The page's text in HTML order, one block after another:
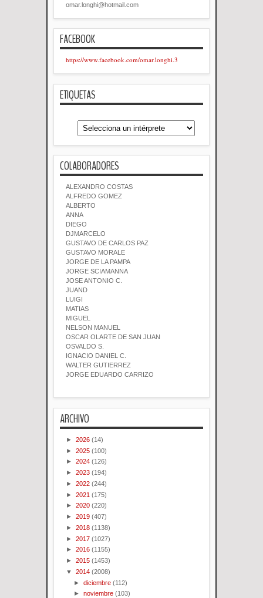
omar.longhi@hotmail.com
FACEBOOK
https://www.facebook.com/omar.longhi.3
ETIQUETAS
COLABORADORES
ALEXANDRO COSTAS
ALFREDO GOMEZ
ALBERTO
ANNA
DIEGO
DJMARCELO
GUSTAVO DE CARLOS PAZ
GUSTAVO MORALE
JORGE DE LA PAMPA
JORGE SCIAMANNA
JOSE ANTONIO C.
JUAND
LUIGI
MATIAS
MIGUEL
NELSON MANUEL
OSCAR OLARTE DE SAN JUAN
OSVALDO S.
IGNACIO DANIEL C.
WALTER GUTIERREZ
JORGE EDUARDO CARRIZO
ARCHIVO
► 2026 (14)
► 2025 (100)
► 2024 (126)
► 2023 (194)
► 2022 (244)
► 2021 (175)
► 2020 (220)
► 2019 (407)
► 2018 (1138)
► 2017 (1027)
► 2016 (1155)
► 2015 (1453)
▼ 2014 (2008)
►diciembre (112)
►noviembre (103)